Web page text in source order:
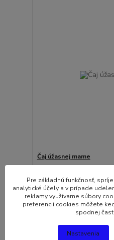
Čaj úžasnej mame
4,11 EUR
3,34 EURbez DPH
Pre základnú funkčnosť,
analytické účely a v prípade
reklamy využívame súbory
preferencií cookies môžete
spodnej
Nastavenia